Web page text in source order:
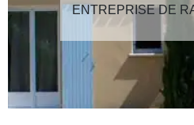
ENTREPRISE DE